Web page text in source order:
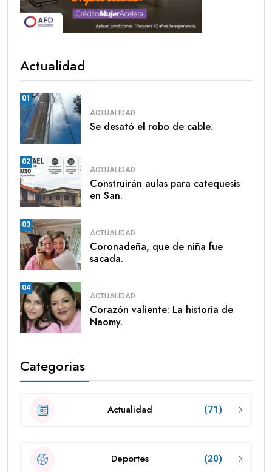
Actualidad
01
ACTUALIDAD
Se desató el robo de cable.
02
ACTUALIDAD
Construirán aulas para catequesis
en San.
03
ACTUALIDAD
Coronadeña, que de niña fue
sacada.
04
ACTUALIDAD
Corazón valiente: La historia de
Naomy.
Categorias
Actualidad (71)
Deportes (20)